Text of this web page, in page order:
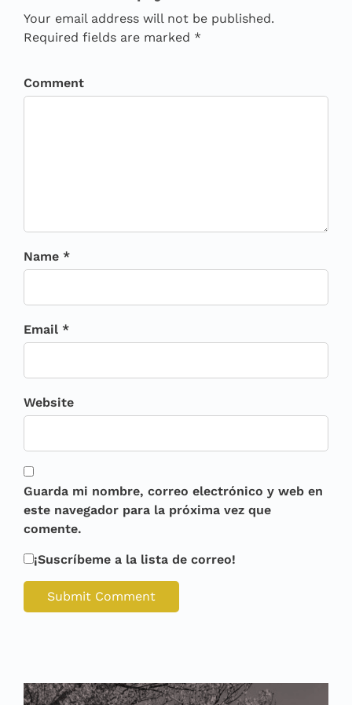
Your email address will not be published.
Required fields are marked *
Comment
Name *
Email *
Website
Guarda mi nombre, correo electrónico y web en
este navegador para la próxima vez que
comente.
¡Suscríbeme a la lista de correo!